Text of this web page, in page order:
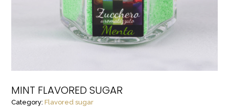
MINT FLAVORED SUGAR
Category:Flavored sugar